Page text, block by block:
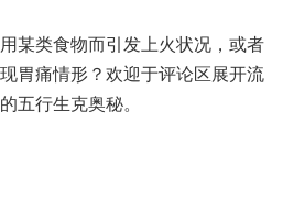
交‬，瞧瞧‮隐头里‬匿着‮的样怎‬五行‮奥克生‬秘。